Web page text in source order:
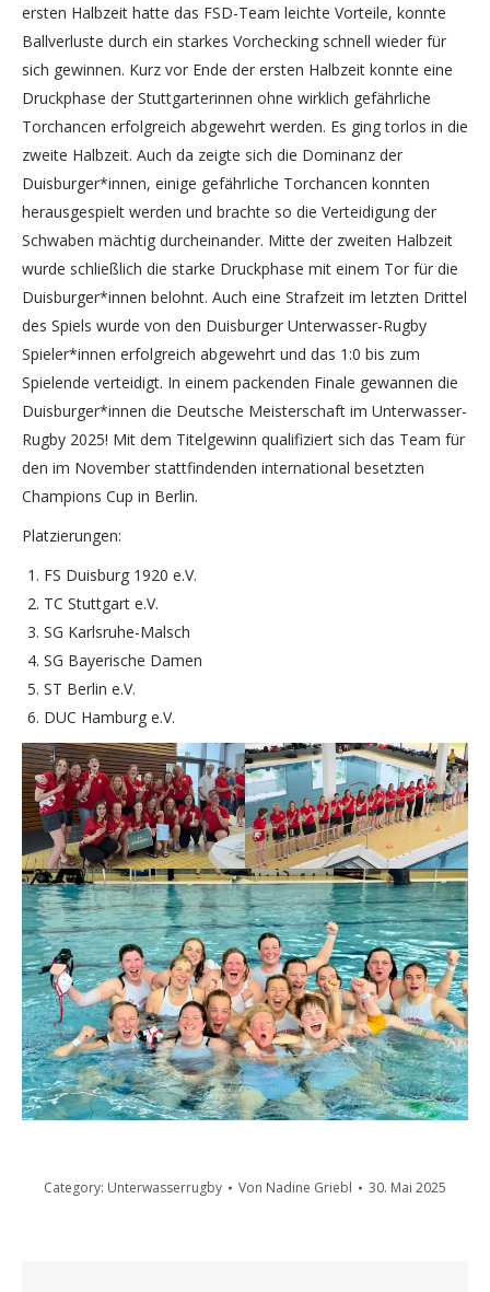
ersten Halbzeit hatte das FSD-Team leichte Vorteile, konnte
Ballverluste durch ein starkes Vorchecking schnell wieder für
sich gewinnen. Kurz vor Ende der ersten Halbzeit konnte eine
Druckphase der Stuttgarterinnen ohne wirklich gefährliche
Torchancen erfolgreich abgewehrt werden. Es ging torlos in die
zweite Halbzeit. Auch da zeigte sich die Dominanz der
Duisburger*innen, einige gefährliche Torchancen konnten
herausgespielt werden und brachte so die Verteidigung der
Schwaben mächtig durcheinander. Mitte der zweiten Halbzeit
wurde schließlich die starke Druckphase mit einem Tor für die
Duisburger*innen belohnt. Auch eine Strafzeit im letzten Drittel
des Spiels wurde von den Duisburger Unterwasser-Rugby
Spieler*innen erfolgreich abgewehrt und das 1:0 bis zum
Spielende verteidigt. In einem packenden Finale gewannen die
Duisburger*innen die Deutsche Meisterschaft im Unterwasser-
Rugby 2025! Mit dem Titelgewinn qualifiziert sich das Team für
den im November stattfindenden international besetzten
Champions Cup in Berlin.
Platzierungen:
FS Duisburg 1920 e.V.
TC Stuttgart e.V.
SG Karlsruhe-Malsch
SG Bayerische Damen
ST Berlin e.V.
DUC Hamburg e.V.
Category: Unterwasserrugby Von Nadine Griebl 30. Mai 2025